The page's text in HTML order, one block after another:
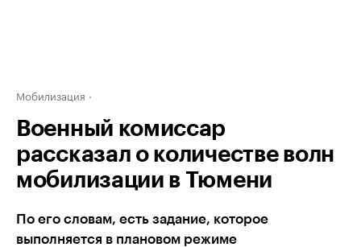
Мобилизация
Военный комиссар
рассказал о количестве волн
мобилизации в Тюмени
По его словам, есть задание, которое
выполняется в плановом режиме